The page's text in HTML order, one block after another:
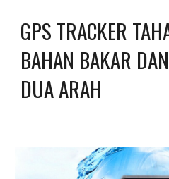
GPS TRACKER
BAHAN BAKAR
DUA ARAH